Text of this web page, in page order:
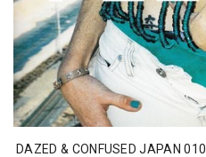
DAZED & CONFUSED JAPAN 010